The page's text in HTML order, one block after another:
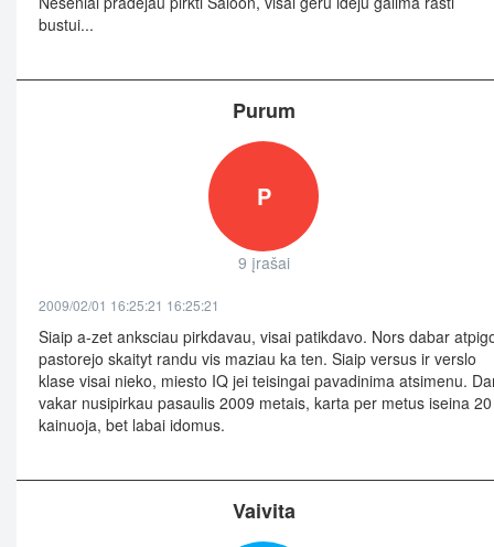
bustui...
Purum
P
9 įrašai
2009/02/01 16:25:21 16:25:21
Siaip a-zet anksciau pirkdavau, visai patikdavo. Nors dabar
pastorejo skaityt randu vis maziau ka ten. Siaip versus ir verslo
klase visai nieko, miesto IQ jei teisingai pavadinima atsimenu.
vakar nusipirkau pasaulis 2009 metais, karta per metus iseina
kainuoja, bet labai idomus.
Vaivita